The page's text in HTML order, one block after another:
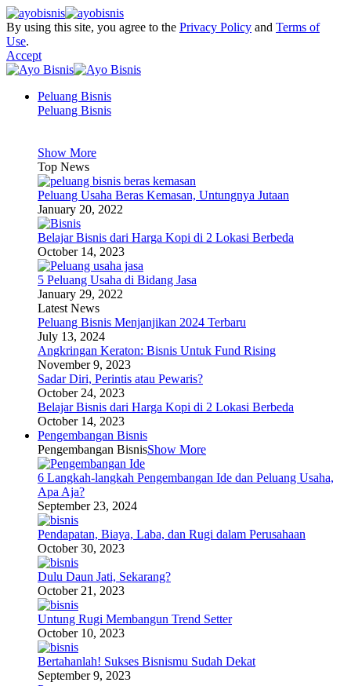
By using this site, you agree to the Privacy Policy and Terms of
Use.
Accept
Peluang Bisnis
Peluang Bisnis
Show More
Top News
Peluang Usaha Beras Kemasan, Untungnya Jutaan
January 20, 2022
Belajar Bisnis dari Harga Kopi di 2 Lokasi Berbeda
October 14, 2023
5 Peluang Usaha di Bidang Jasa
January 29, 2022
Latest News
Peluang Bisnis Menjanjikan 2024 Terbaru
July 13, 2024
Angkringan Keraton: Bisnis Untuk Fund Rising
November 9, 2023
Sadar Diri, Perintis atau Pewaris?
October 24, 2023
Belajar Bisnis dari Harga Kopi di 2 Lokasi Berbeda
October 14, 2023
Pengembangan Bisnis
Pengembangan BisnisShow More
6 Langkah-langkah Pengembangan Ide dan Peluang Usaha,
Apa Aja?
September 23, 2024
Pendapatan, Biaya, Laba, dan Rugi dalam Perusahaan
October 30, 2023
Dulu Daun Jati, Sekarang?
October 21, 2023
Untung Rugi Membangun Trend Setter
October 10, 2023
Bertahanlah! Sukses Bisnismu Sudah Dekat
September 9, 2023